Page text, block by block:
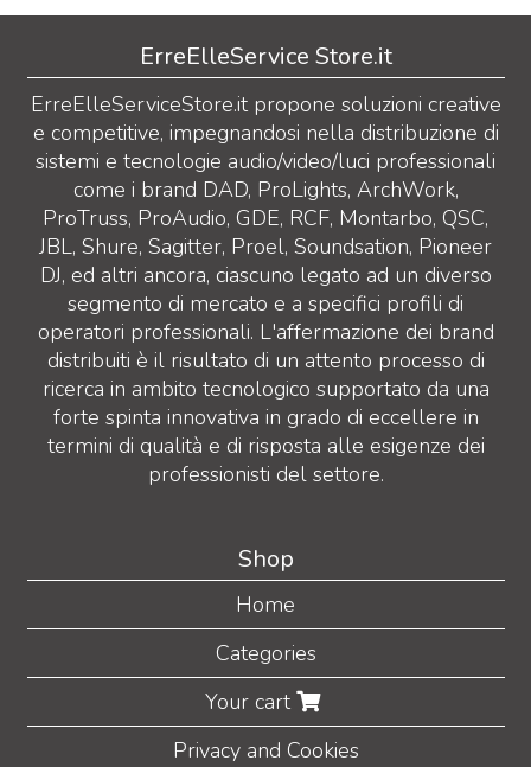
ErreElleService Store.it
ErreElleServiceStore.it propone soluzioni creative
e competitive, impegnandosi nella distribuzione di
sistemi e tecnologie audio/video/luci professionali
come i brand DAD, ProLights, ArchWork,
ProTruss, ProAudio, GDE, RCF, Montarbo, QSC,
JBL, Shure, Sagitter, Proel, Soundsation, Pioneer
DJ, ed altri ancora, ciascuno legato ad un diverso
segmento di mercato e a specifici profili di
operatori professionali. L'affermazione dei brand
distribuiti è il risultato di un attento processo di
ricerca in ambito tecnologico supportato da una
forte spinta innovativa in grado di eccellere in
termini di qualità e di risposta alle esigenze dei
professionisti del settore.
Shop
Home
Categories
Your cart
Privacy and Cookies